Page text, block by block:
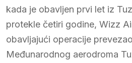
kada je obavljen prvi let iz
protekle četiri godine, Wizz
obavljajući operacije
Međunarodnog aerodroma